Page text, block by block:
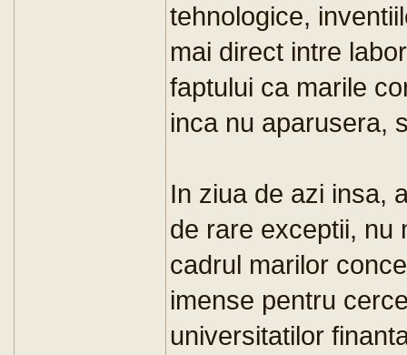
tehnologice,
mai direct intre
faptului ca marile
inca nu aparusera,
In ziua de azi insa,
de rare exceptii, nu
cadrul marilor
imense pentru
universitatilor